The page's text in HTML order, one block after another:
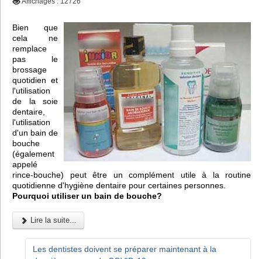
Bien que
cela ne
remplace
pas le
brossage
quotidien et
l'utilisation
de la soie
dentaire,
l'utilisation
d'un bain de
bouche
(également
appelé
rince-bouche) peut être un complément utile à la routine
quotidienne d'hygiène dentaire pour certaines personnes.
Pourquoi utiliser un bain de bouche?
Lire la suite...
Les dentistes doivent se préparer maintenant à la